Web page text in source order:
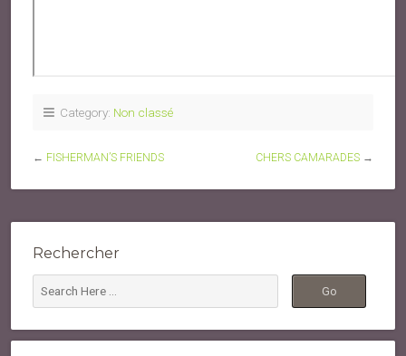
Category: Non classé
← FISHERMAN’S FRIENDS CHERS CAMARADES →
Rechercher